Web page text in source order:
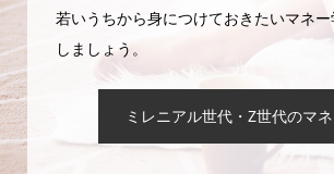
若いうちから身につけておきたいマネ
しましょう。
ミレニアル世代・Z世代のマ